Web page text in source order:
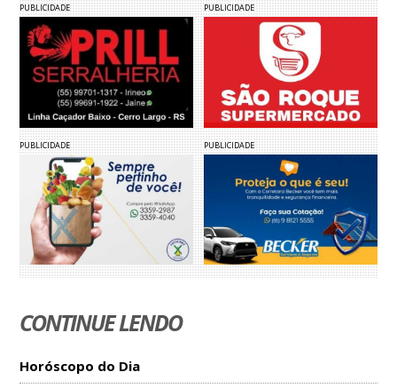
PUBLICIDADE PUBLICIDADE
PUBLICIDADE PUBLICIDADE
CONTINUE LENDO
Horóscopo do Dia